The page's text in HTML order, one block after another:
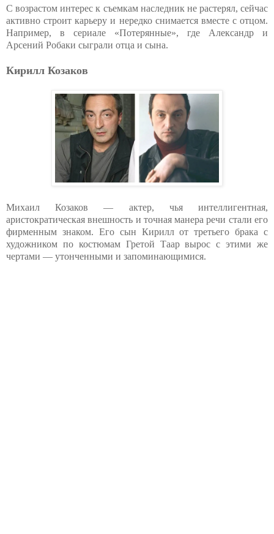
С возрастом интерес к съемкам наследник не растерял, сейчас
активно строит карьеру и нередко снимается вместе с отцом.
Например, в сериале «Потерянные», где Александр и
Арсений Робаки сыграли отца и сына.
Кирилл Козаков
Михаил Козаков — актер, чья интеллигентная,
аристократическая внешность и точная манера речи стали его
фирменным знаком. Его сын Кирилл от третьего брака с
художником по костюмам Гретой Таар вырос с этими же
чертами — утонченными и запоминающимися.